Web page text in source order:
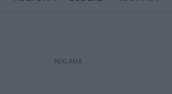
REKLAMA